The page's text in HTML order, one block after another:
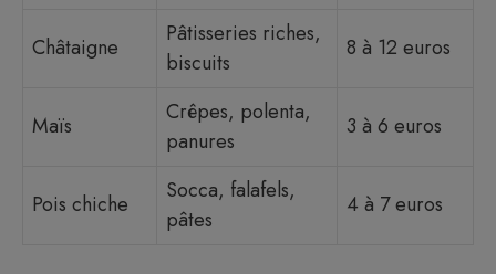
Châtaigne
Pâtisseries riches,
biscuits
8 à 12 euros
Maïs
Crêpes, polenta,
panures
3 à 6 euros
Pois chiche
Socca, falafels,
pâtes
4 à 7 euros